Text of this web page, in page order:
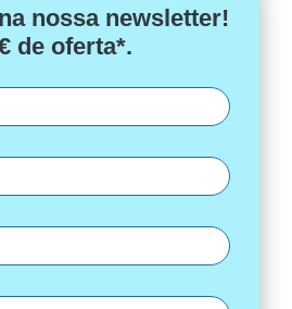
nossa newsletter!
de oferta*.